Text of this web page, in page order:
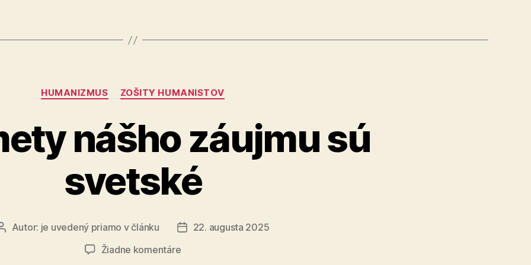
Kategórie
HUMANIZMUS ZOŠITY HUMANISTOV
nášho záujmu sú
svetské
AutorAutor: je uvedený priamo v článku
Dátum22. augusta 2025
Žiadne komentárena